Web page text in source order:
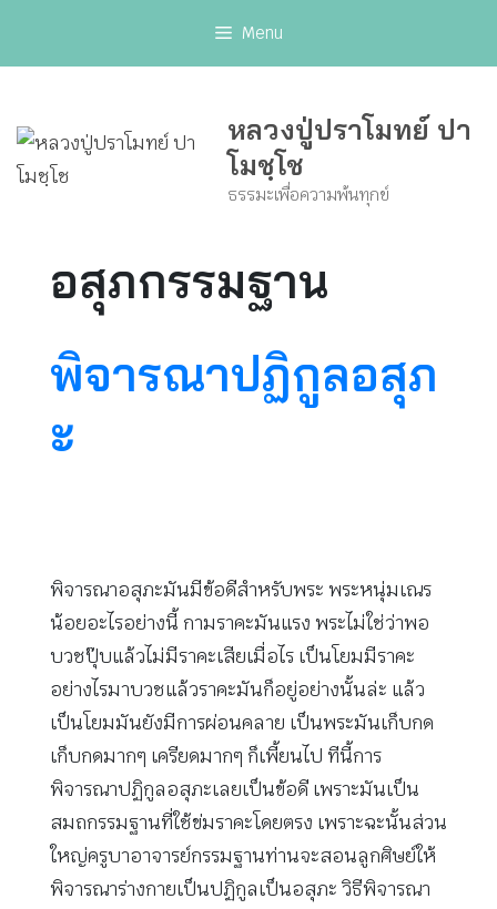
Menu
หลวงปู่ปราโมทย์ ปา
โมชฺโช
ธรรมะเพื่อความพ้นทุกข์
อสุภกรรมฐาน
พิจารณาปฏิกูลอสุภ
ะ
พิจารณาอสุภะมันมีข้อดีสำหรับพระ พระหนุ่มเณร
น้อยอะไรอย่างนี้ กามราคะมันแรง พระไม่ใช่ว่าพอ
บวชปุ๊บแล้วไม่มีราคะเสียเมื่อไร เป็นโยมมีราคะ
อย่างไรมาบวชแล้วราคะมันก็อยู่อย่างนั้นล่ะ แล้ว
เป็นโยมมันยังมีการผ่อนคลาย เป็นพระมันเก็บกด
เก็บกดมากๆ เครียดมากๆ ก็เพี้ยนไป ทีนี้การ
พิจารณาปฏิกูลอสุภะเลยเป็นข้อดี เพราะมันเป็น
สมถกรรมฐานที่ใช้ข่มราคะโดยตรง เพราะฉะนั้นส่วน
ใหญ่ครูบาอาจารย์กรรมฐานท่านจะสอนลูกศิษย์ให้
พิจารณาร่างกายเป็นปฏิกูลเป็นอสุภะ วิธีพิจารณา